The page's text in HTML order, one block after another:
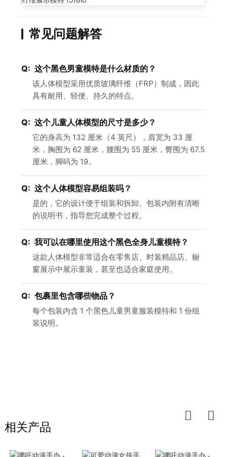
常见问题解答
这个黑色男童模特是什么材质的？
该人体模型采用优质玻璃纤维（FRP）制成，因此
具有耐用、轻便、持久的特点。
这个儿童人体模型的尺寸是多少？
它的身高为 132 厘米（4 英尺），肩宽为 33 厘
米，胸围为 62 厘米，腰围为 55 厘米，臀围为 67.5
厘米，脚码为 19。
这个人体模型容易组装吗？
是的，它的设计便于组装和拆卸。包装内附有清晰
的说明书，指导您完成整个过程。
我可以在哪里使用这个黑色全身儿童模特？
这款人体模型非常适合在零售店、时装精品店、橱
窗展示中展示童装，甚至也适合家庭使用。
包裹里包含哪些物品？
每个包装内含 1 个黑色儿童男童服装模特和 1 份组
装说明。
相关产品